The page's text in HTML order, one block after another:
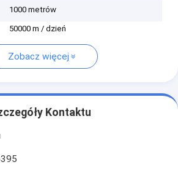
1000 metrów
50000 m / dzień
Zobacz więcej
Kontaktu